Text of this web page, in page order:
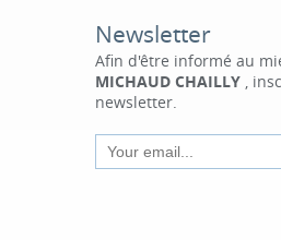
Newsletter
Afin d'être informé au
MICHAUD CHAILLY,
newsletter.